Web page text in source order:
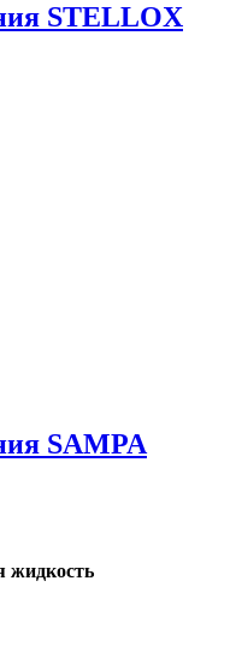
STELLOX
SAMPA
жидкость